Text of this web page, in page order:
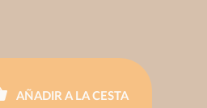
AÑADIR A LA CESTA